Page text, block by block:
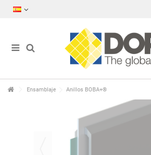
Ensamblaje Anillos BOBA+®